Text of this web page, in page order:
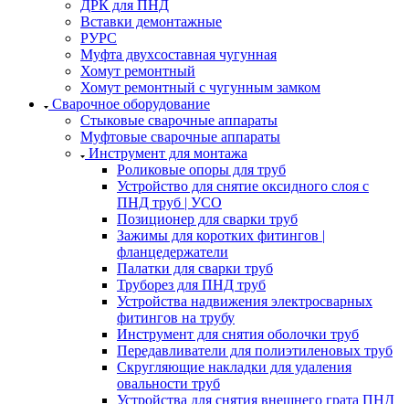
ДРК для ПНД
Вставки демонтажные
РУРС
Муфта двухсоставная чугунная
Хомут ремонтный
Хомут ремонтный с чугунным замком
Сварочное оборудование
Стыковые сварочные аппараты
Муфтовые сварочные аппараты
Инструмент для монтажа
Роликовые опоры для труб
Устройство для снятие оксидного слоя с
ПНД труб | УСО
Позиционер для сварки труб
Зажимы для коротких фитингов |
фланцедержатели
Палатки для сварки труб
Труборез для ПНД труб
Устройства надвижения электросварных
фитингов на трубу
Инструмент для снятия оболочки труб
Передавливатели для полиэтиленовых труб
Скругляющие накладки для удаления
овальности труб
Устройства для снятия внешнего грата ПНД